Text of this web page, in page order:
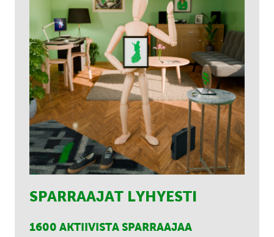
SPARRAAJAT LYHYESTI
1600 AKTIIVISTA SPARRAAJAA